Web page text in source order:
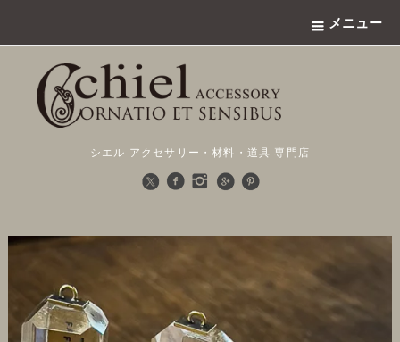
メニュー
シエル アクセサリー・材料・道具 専門店